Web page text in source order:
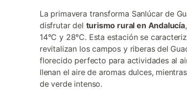
La primavera transforma Sanlúcar de
disfrutar del turismo rural en Andalucía
14°C y 28°C. Esta estación se
revitalizan los campos y riberas del
florecido perfecto para actividades al
llenan el aire de aromas dulces,
de verde intenso.